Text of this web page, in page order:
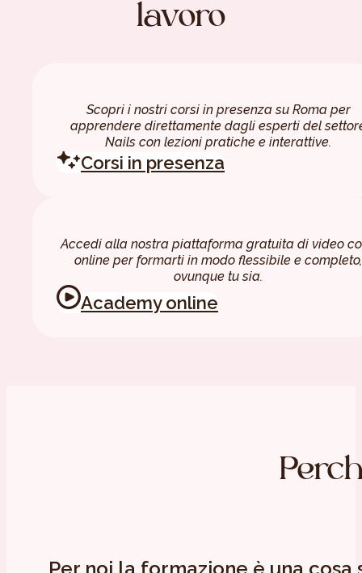
lavoro
Scopri i nostri corsi in presenza su Roma per
apprendere direttamente dagli esperti del
Nails con lezioni pratiche e interattive.
Corsi in presenza
Accedi alla nostra piattaforma gratuita di video
online per formarti in modo flessibile e completo,
ovunque tu sia.
Academy online
Per noi la formazione è una cosa